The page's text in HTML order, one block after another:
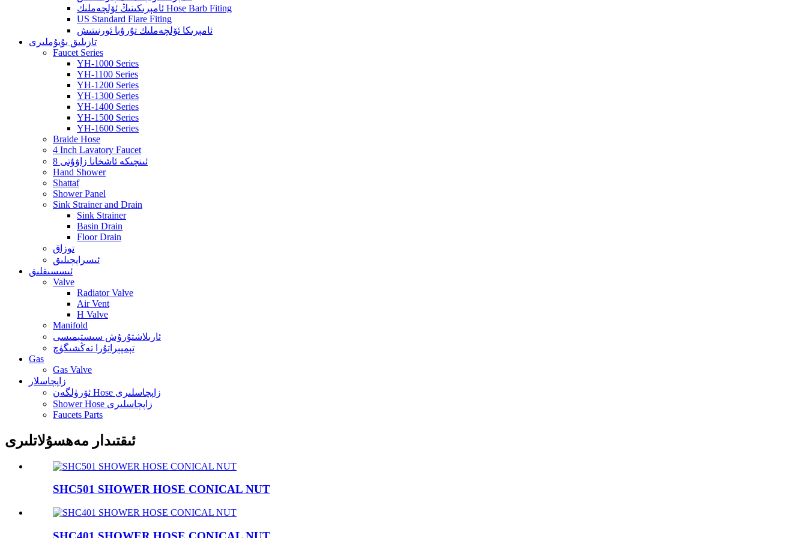
ئامېرىكىنىڭ ئۆلچەملىك Hose Barb Fiting
US Standard Flare Fiting
ئامېرىكا ئۆلچەملىك تۇرۇبا ئورنىتىش
تازىلىق بۇيۇملىرى
Faucet Series
YH-1000 Series
YH-1100 Series
YH-1200 Series
YH-1300 Series
YH-1400 Series
YH-1500 Series
YH-1600 Series
Braide Hose
4 Inch Lavatory Faucet
8 ئىنچىكە ئاشخانا زاۋۇتى
Hand Shower
Shattaf
Shower Panel
Sink Strainer and Drain
Sink Strainer
Basin Drain
Floor Drain
توزاق
ئىسراپچىلىق
ئىسسىقلىق
Valve
Radiator Valve
Air Vent
H Valve
Manifold
ئارىلاشتۇرۇش سىستېمىسى
تېمپېراتۇرا تەڭشىگۈچ
Gas
Gas Valve
زاپچاسلار
ئۆرۈلگەن Hose زاپچاسلىرى
Shower Hose زاپچاسلىرى
Faucets Parts
ئىقتىدار مەھسۇلاتلىرى
SHC501 SHOWER HOSE CONICAL NUT